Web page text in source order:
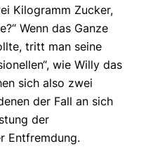
Kilogramm Zucker,
Wenn das Ganze
tritt man seine
wie Willy das
sich also zwei
der Fall an sich
der
Entfremdung.